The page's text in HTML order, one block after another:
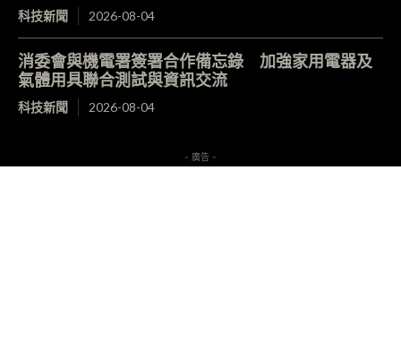
科技新聞 2026-08-04
消委會與機電署簽署合作備忘錄 加強家用電器及
氣體用具聯合測試與資訊交流
科技新聞 2026-08-04
- 廣告 -